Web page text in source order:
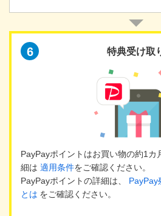
6 特典受け取
PayPayポイントはお買い物の約1カ
細は 適用条件をご確認ください。
PayPayポイントの詳細は、
PayPay
とは をご確認ください。